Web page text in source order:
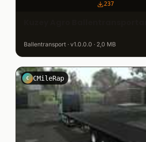
237
Ballentransport · v1.0.0.0 · 2,0 MB
C CMileRap